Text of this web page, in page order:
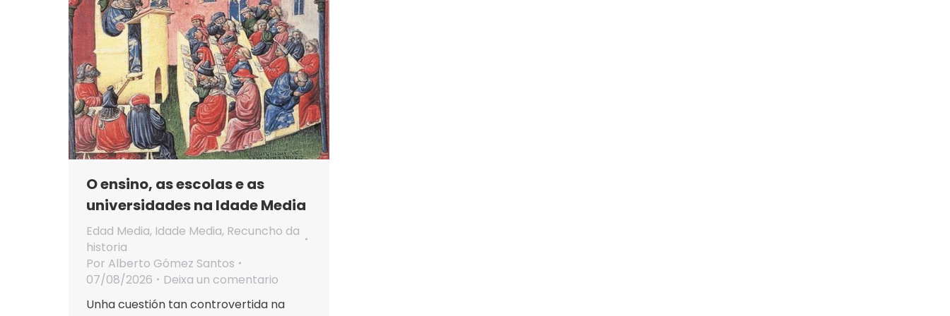
O ensino, as escolas e as
universidades na Idade Media
Edad Media, Idade Media, Recuncho da
historia
Por Alberto Gómez Santos
07/08/2026
Deixa un comentario
Unha cuestión tan controvertida na